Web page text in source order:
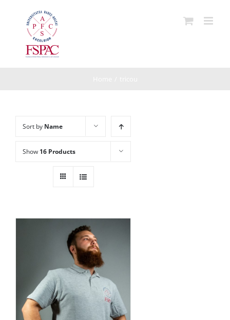
Sort by Name
Show 16 Products